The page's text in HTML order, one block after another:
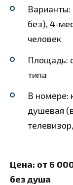
без), 4-
человек
Площадь:
типа
В номере:
душевая
Цена: от 6
без душа